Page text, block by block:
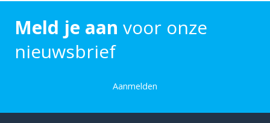
Meld je aan voor onze
nieuwsbrief
Aanmelden